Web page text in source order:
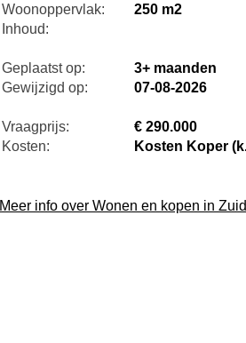
Woonoppervlak:
250 m2
Inhoud:
Geplaatst op:
3+ maanden
Gewijzigd op:
07-08-2026
Vraagprijs:
€ 290.000
Kosten:
Kosten Koper
Meer info over Wonen en kopen in